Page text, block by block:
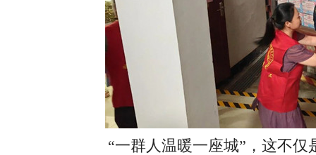
“一群人温暖一座城”，这不